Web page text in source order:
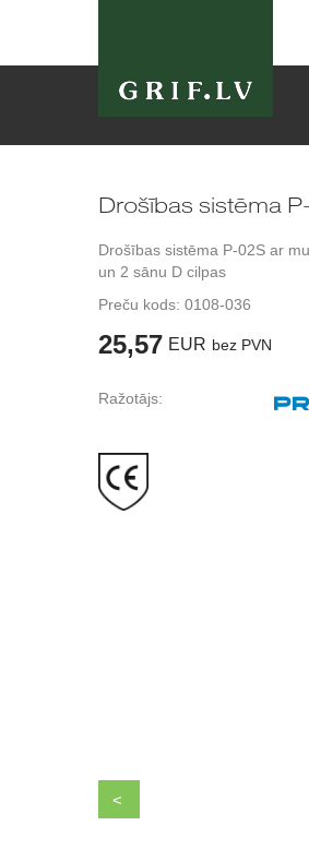
Drošības sistēma
Drošības sistēma P-02S ar
un 2 sānu D cilpas
Preču kods: 0108-036
25,57 EUR bez PVN
Ražotājs:
<